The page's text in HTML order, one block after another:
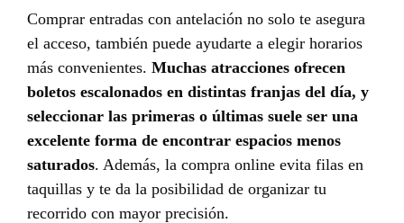
Comprar entradas con antelación no solo te asegura
el acceso, también puede ayudarte a elegir horarios
más convenientes. Muchas atracciones ofrecen
boletos escalonados en distintas franjas del día, y
seleccionar las primeras o últimas suele ser una
excelente forma de encontrar espacios menos
saturados. Además, la compra online evita filas en
taquillas y te da la posibilidad de organizar tu
recorrido con mayor precisión.